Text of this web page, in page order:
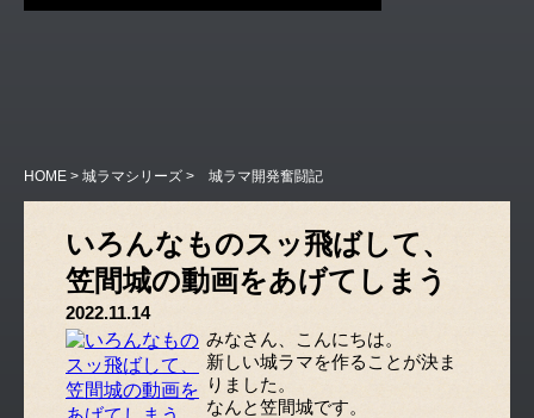
HOME > 城ラマシリーズ > 城ラマ開発奮闘記
いろんなものスッ飛ばして、
笠間城の動画をあげてしまう
2022.11.14
みなさん、こんにちは。
新しい城ラマを作ることが決ま
りました。
なんと笠間城です。